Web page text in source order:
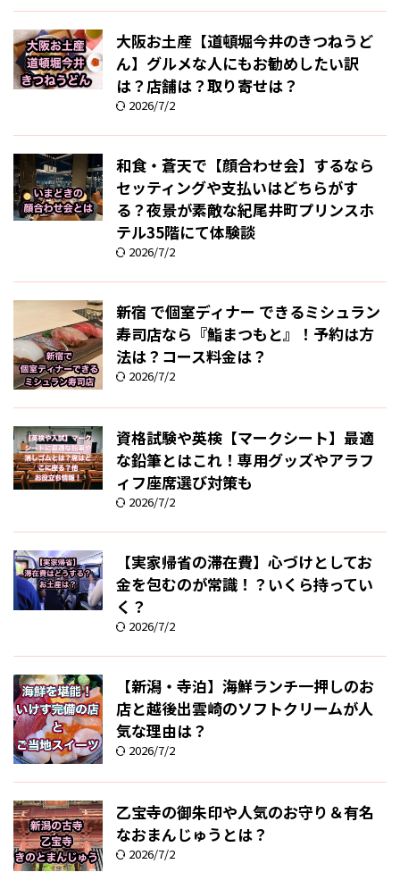
大阪お土産【道頓堀今井のきつねうど
ん】グルメな人にもお勧めしたい訳
は？店舗は？取り寄せは？
2026/7/2
和食・蒼天で【顔合わせ会】するなら
セッティングや支払いはどちらがす
る？夜景が素敵な紀尾井町プリンスホ
テル35階にて体験談
2026/7/2
新宿 で個室ディナー できるミシュラン
寿司店なら『鮨まつもと』！予約は方
法は？コース料金は？
2026/7/2
資格試験や英検【マークシート】最適
な鉛筆とはこれ！専用グッズやアラフ
ィフ座席選び対策も
2026/7/2
【実家帰省の滞在費】心づけとしてお
金を包むのが常識！？いくら持ってい
く？
2026/7/2
【新潟・寺泊】海鮮ランチ一押しのお
店と越後出雲崎のソフトクリームが人
気な理由は？
2026/7/2
乙宝寺の御朱印や人気のお守り＆有名
なおまんじゅうとは？
2026/7/2